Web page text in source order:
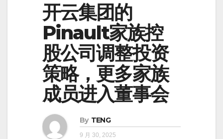
开云集团的
Pinault家族控
股公司调整投资
策略，更多家族
成员进入董事会
By TENG
9 月 30, 2025